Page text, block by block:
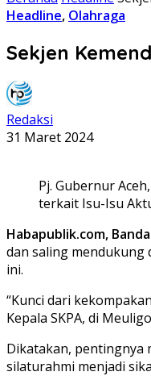
Headline, Olahraga
Sekjen
Redaksi
31 Maret 2024
Pj. Gubernur
terkait Isu-Isu
Habapublik.com,
dan saling mendukung
ini.
“Kunci dari
Kepala SKPA, di
Dikatakan, pentingnya
silaturahmi menjadi